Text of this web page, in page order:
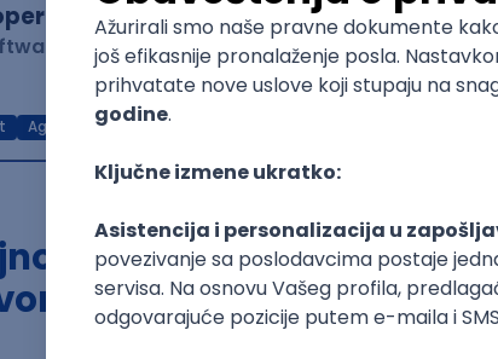
(React)
Development
Agile Figma Intermediate
poslovi svakog dana
inboxu